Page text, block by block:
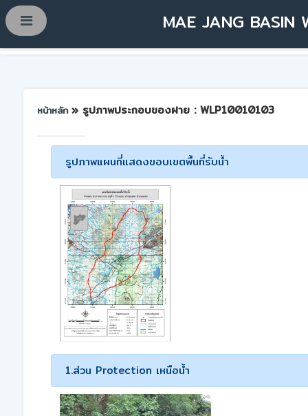
MAE JANG BASIN
หน้าหลัก » รูปภาพประกอบของฝาย : WLP10010103
รูปภาพแผนที่แสดงขอบเขตพื้นที่รับน้ำ
1.ส่วน Protection เหนือน้ำ